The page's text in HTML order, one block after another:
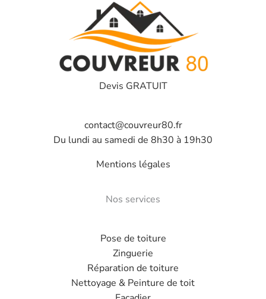
Devis GRATUIT
contact@couvreur80.fr
Du lundi au samedi de 8h30 à 19h30
Mentions légales
Nos services
Pose de toiture
Zinguerie
Réparation de toiture
Nettoyage & Peinture de toit